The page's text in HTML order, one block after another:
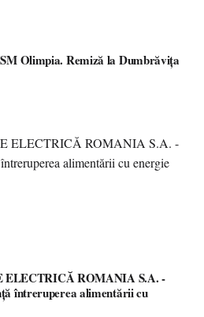
Olimpia. Remiză la Dumbrăvița
ROMANIA S.A. -
întreruperea alimentării cu